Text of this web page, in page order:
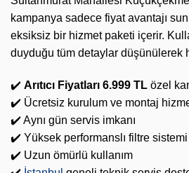
kampanya sadece fiyat avantajı
eksiksiz bir hizmet paketi içerir.
duyduğu tüm detaylar düşünülerek
✔️ Arıtıcı Fiyatları 6.999 TL özel
✔️ Ücretsiz kurulum ve montaj
✔️ Aynı gün servis imkanı
✔️ Yüksek performanslı filtre sistemi
✔️ Uzun ömürlü kullanım